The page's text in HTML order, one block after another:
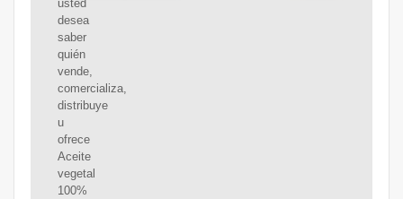
usted
desea
saber
quién
vende,
comercializa,
distribuye
u
ofrece
Aceite
vegetal
100%